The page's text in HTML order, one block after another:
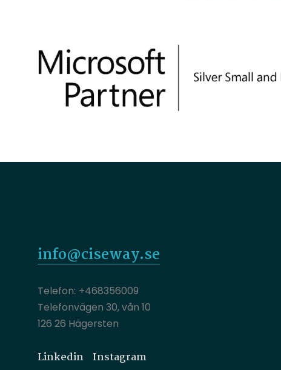
info@ciseway.se
+468356009
Telefonvägen 30, vån 10
126 26 Hägersten
Linkedin Instagram